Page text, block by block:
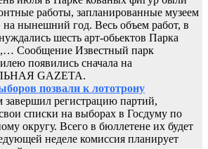
работы, запланированные музеем
нынешний год. Весь объем работ, в
шесть арт-обьектов Парка
Сообщение Известный парк
появились сначала на
GAZЕТА.
позвали к лототрону
завершил регистрацию партий,
списки на выборах в Госдуму по
округу. Всего в бюллетене их будет
неделе комиссия планирует